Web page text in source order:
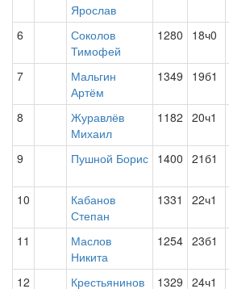
Ярослав
6
Соколов
Тимофей
1280 18ч0
7
Мальгин
Артём
1349 19б1
8
Журавлёв
Михаил
1182 20ч1
9 Пушной Борис 1400 21б1
10
Кабанов
Степан
1331 22ч1
11
Маслов
Никита
1254 23б1
12
Крестьянинов
1329 24ч1